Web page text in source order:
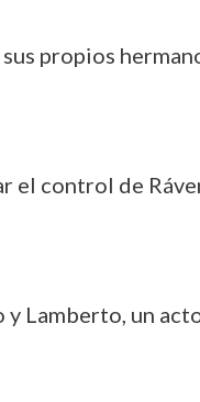
propios
el control de
Lamberto, un